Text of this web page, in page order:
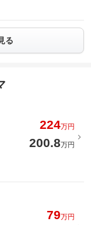
る
224万円
200.8万円
79万円